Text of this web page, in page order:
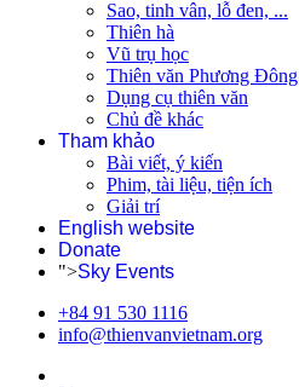
Sao, tinh vân, lỗ đen, ...
Thiên hà
Vũ trụ học
Thiên văn Phương Đông
Dụng cụ thiên văn
Chủ đề khác
Tham khảo
Bài viết, ý kiến
Phim, tài liệu, tiện ích
Giải trí
English website
Donate
">Sky Events
+84 91 530 1116
info@thienvanvietnam.org